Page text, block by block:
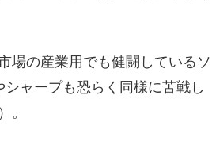
場の産業用でも健闘しているソ
ャープも恐らく同様に苦戦し
。